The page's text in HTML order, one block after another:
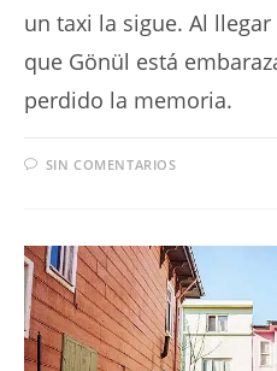
un taxi la sigue. Al
que Gönül está
perdido la memoria.
SIN COMENTARIOS